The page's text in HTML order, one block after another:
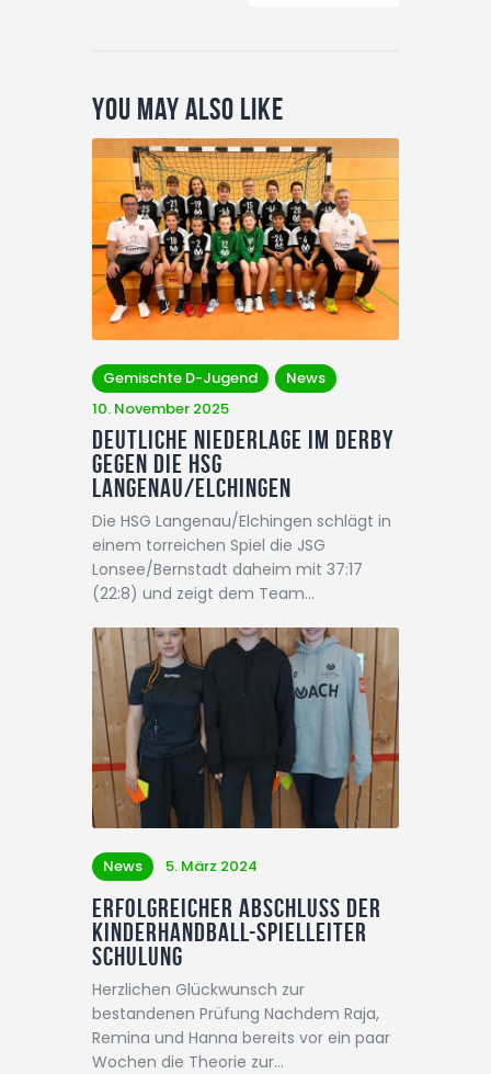
You May Also Like
Gemischte D-Jugend
News
10. November 2025
Deutliche Niederlage im Derby
gegen die HSG
Langenau/Elchingen
Die HSG Langenau/Elchingen schlägt in
einem torreichen Spiel die JSG
Lonsee/Bernstadt daheim mit 37:17
(22:8) und zeigt dem Team…
News 5. März 2024
Erfolgreicher Abschluss der
Kinderhandball-Spielleiter
Schulung
Herzlichen Glückwunsch zur
bestandenen Prüfung Nachdem Raja,
Remina und Hanna bereits vor ein paar
Wochen die Theorie zur…